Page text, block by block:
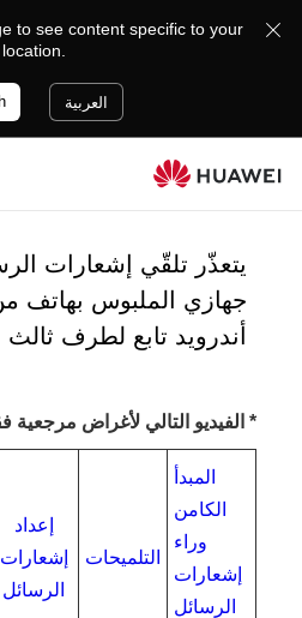
to see content specific to your
location.
العربية
يتعذّر تلقّي إشعارات
جهازي الملبوس بهاتف
أندرويد تابع لطرف ثالث
* الفيديو التالي لأغراض مرجعية
المبدأ
الكامن
وراء
إشعارات
الرسائل
التلميحات
إعداد
إشعارات
الرسائل